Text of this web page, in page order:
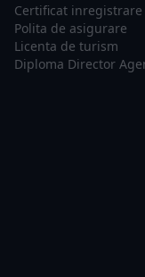
Certificat inregistrare
Polita de asigurare
Licenta de turism
Diploma Director